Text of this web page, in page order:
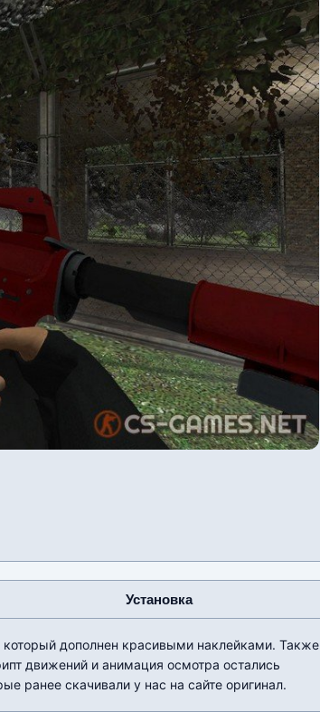
Установка
который дополнен красивыми наклейками. Также
движений и анимация осмотра остались
ранее скачивали у нас на сайте оригинал.